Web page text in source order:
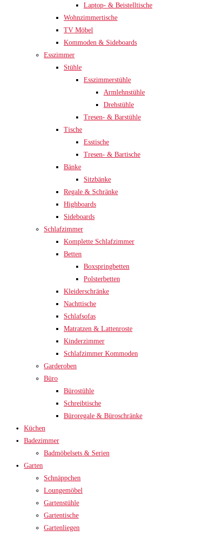
Laptop- & Beistelltische
Wohnzimmertische
TV Möbel
Kommoden & Sideboards
Esszimmer
Stühle
Esszimmerstühle
Armlehnstühle
Drehstühle
Tresen- & Barstühle
Tische
Esstische
Tresen- & Bartische
Bänke
Sitzbänke
Regale & Schränke
Highboards
Sideboards
Schlafzimmer
Komplette Schlafzimmer
Betten
Boxspringbetten
Polsterbetten
Kleiderschränke
Nachttische
Schlafsofas
Matratzen & Lattenroste
Kinderzimmer
Schlafzimmer Kommoden
Garderoben
Büro
Bürostühle
Schreibtische
Büroregale & Büroschränke
Küchen
Badezimmer
Badmöbelsets & Serien
Garten
Schnäppchen
Loungemöbel
Gartenstühle
Gartentische
Gartenliegen